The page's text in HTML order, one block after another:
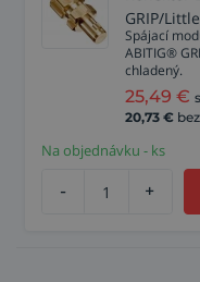
GRIP/
Spájací
ABITIG®
chladený.
25,49 €
20,73 €
Na objednávku - ks
- +